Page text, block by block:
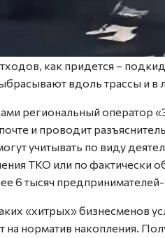
как придется –
вдоль трассы и в
региональный оператор
и проводит
учитывать по виду
ТКО или по фактически
6 тысяч
«хитрых» бизнесменов
на норматив накопления.